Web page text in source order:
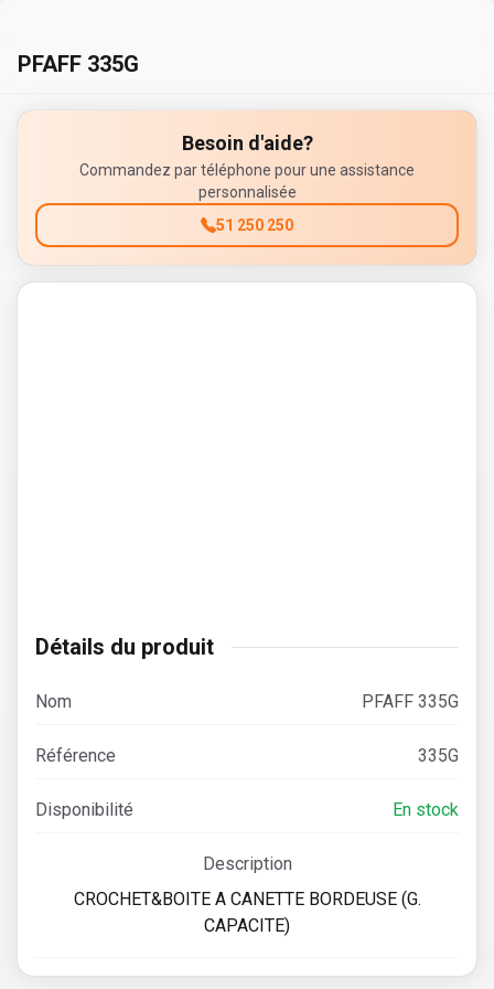
PFAFF 335G
Besoin d'aide?
Commandez par téléphone pour une assistance
personnalisée
51 250 250
Détails du produit
Nom PFAFF 335G
Référence 335G
Disponibilité En stock
Description
CROCHET&BOITE A CANETTE BORDEUSE (G.
CAPACITE)